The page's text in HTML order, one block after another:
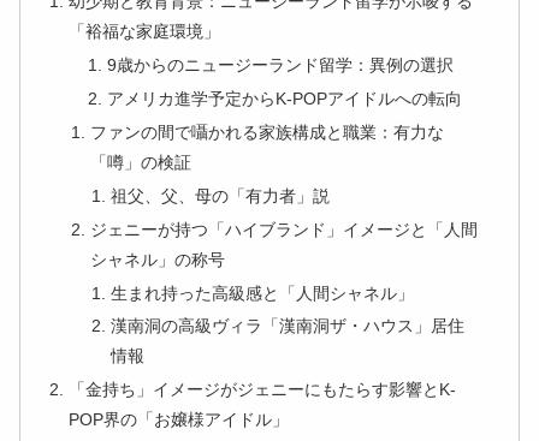
「裕福な家庭環境」
9歳からのニュージーランド留学：異例の選択
アメリカ進学予定からK-POPアイドルへの転向
ファンの間で囁かれる家族構成と職業：有力な
「噂」の検証
祖父、父、母の「有力者」説
ジェニーが持つ「ハイブランド」イメージと「人間
シャネル」の称号
生まれ持った高級感と「人間シャネル」
漢南洞の高級ヴィラ「漢南洞ザ・ハウス」居住
情報
「金持ち」イメージがジェニーにもたらす影響とK-
POP界の「お嬢様アイドル」